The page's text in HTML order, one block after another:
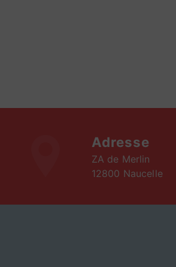
Adresse
ZA de Merlin
12800 Naucelle